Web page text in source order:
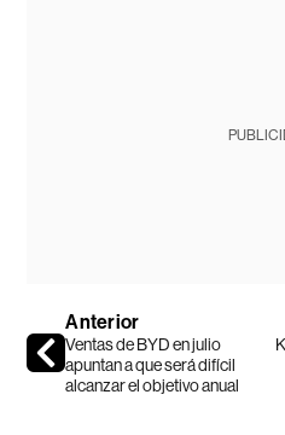
Anterior
Ventas de BYD en julio
apuntan a que será difícil
alcanzar el objetivo anual